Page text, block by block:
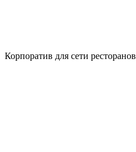
Корпоратив для сети ресторанов